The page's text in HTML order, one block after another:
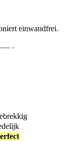
einwandfrei.
.